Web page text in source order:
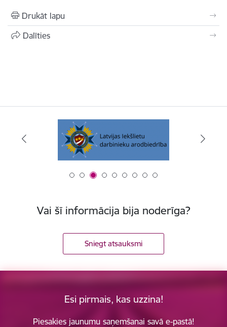
Drukāt lapu
Dalīties
Vai šī informācija bija noderīga?
Sniegt atsauksmi
Esi pirmais, kas uzzina!
Piesakies jaunumu saņemšanai savā e-pastā!